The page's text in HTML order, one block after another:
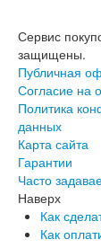
Сервис
защищены.
Публичная
Согласие на
Политика
данных
Карта сайта
Гарантии
Часто
Наверх
Как
Как